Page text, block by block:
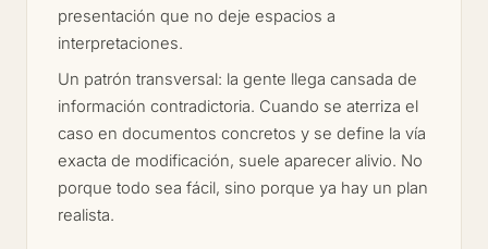
presentación que no deje espacios a
interpretaciones.
Un patrón transversal: la gente llega cansada de
información contradictoria. Cuando se aterriza el
caso en documentos concretos y se define la vía
exacta de modificación, suele aparecer alivio. No
porque todo sea fácil, sino porque ya hay un plan
realista.